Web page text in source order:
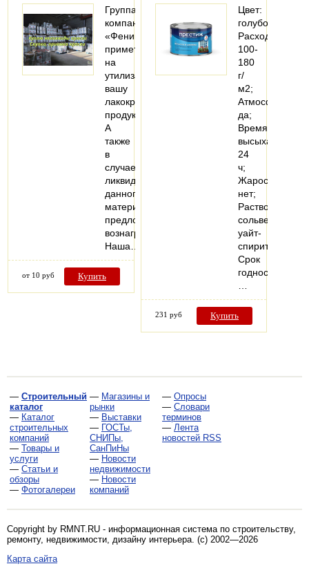
Группа
компаний
«Феникс»
примет
на
утилизацию
вашу
лакокрасочную
продукцию.
А
также
в
случае
ликвидности
данного
материала
предложит
вознаграждение.
Наша…
от 10 руб Купить
Цвет:
голубой;
Расход:
100-
180
г/
м2;
да;
Время
высыхания:
24
ч;
Жаростойкость:
нет;
Растворитель:
сольвент,
уайт-
спирит;
Срок
годности:
231 руб Купить
— Строительный
каталог
— Каталог
строительных
компаний
— Товары и
услуги
— Статьи и
обзоры
— Фотогалереи
— Магазины и
рынки
— Выставки
— ГОСТы,
СНИПы,
СанПиНы
— Новости
недвижимости
— Новости
компаний
— Опросы
— Словари
терминов
— Лента
новостей RSS
Copyright by RMNT.RU - информационная система по строительству,
ремонту, недвижимости, дизайну интерьера . (c) 2002—2026
Карта сайта